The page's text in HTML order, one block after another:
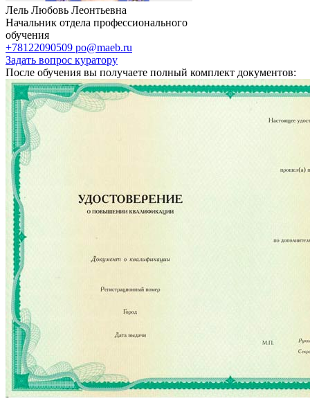
Лель Любовь Леонтьевна
Начальник отдела профессионального
обучения
+78122090509 po@maeb.ru
Задать вопрос куратору
После обучения вы получаете полный комплект документов: